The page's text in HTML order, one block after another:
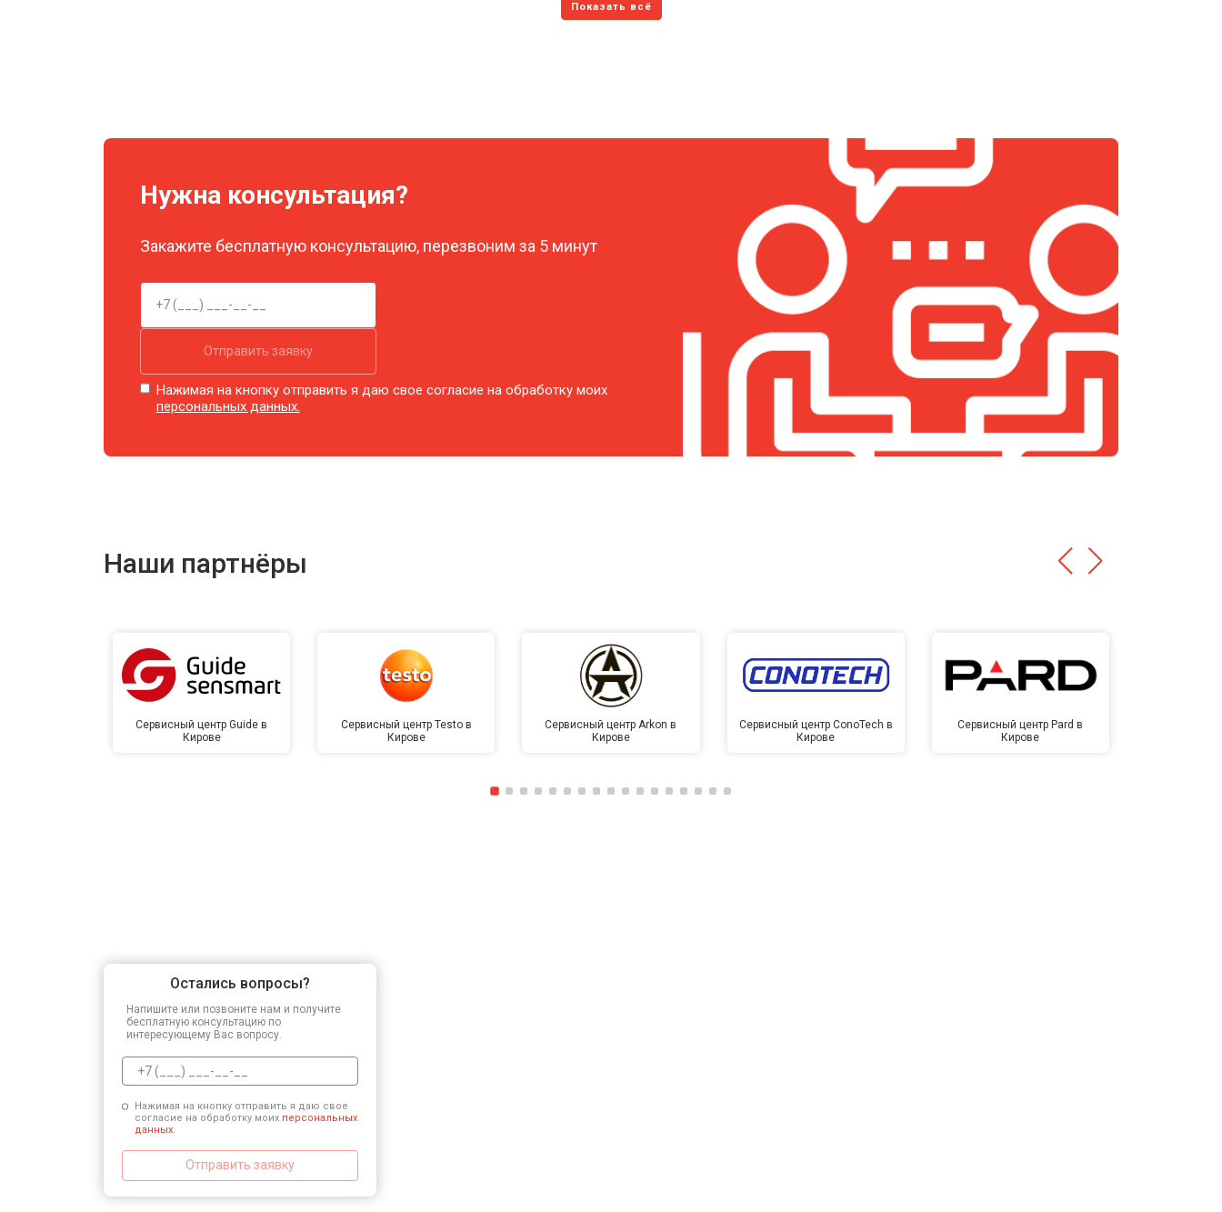
Нужна консультация?
Закажите бесплатную консультацию, перезвоним за 5 минут
Отправить заявку
Нажимая на кнопку отправить я даю свое согласие на обработку моих
персональных данных.
Наши партнёры
Сервисный центр Guide в
Кирове
Сервисный центр Testo в
Кирове
Сервисный центр Arkon в
Кирове
Сервисный центр ConoTech в
Кирове
Сервисный центр Pard в
Кирове
Остались вопросы?
Напишите или позвоните нам и получите
бесплатную консультацию по
интересующему Вас вопросу.
Нажимая на кнопку отправить я даю свое
согласие на обработку моих персональных
данных.
Отправить заявку